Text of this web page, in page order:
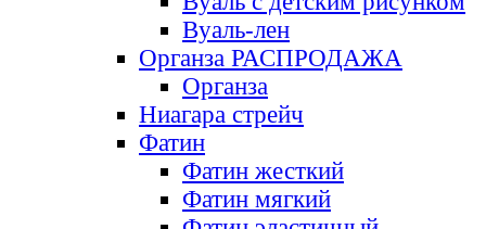
Вуаль-лен
Органза РАСПРОДАЖА
Органза
Ниагара стрейч
Фатин
Фатин жесткий
Фатин мягкий